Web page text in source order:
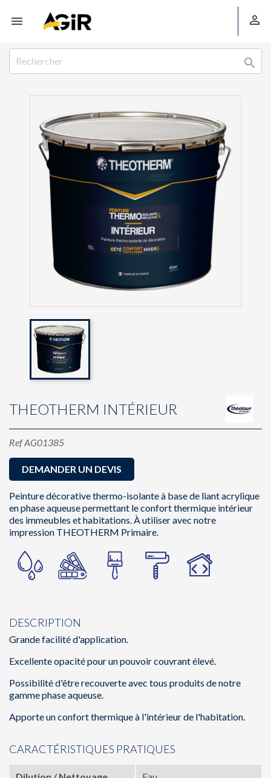
 

THEOTHERM INTÉRIEUR
RefAG01385
DEMANDER UN DEVIS
Peinture décorative thermo-isolante à base de liant acrylique
en phase aqueuse permettant le confort thermique intérieur
des immeubles et habitations. À utiliser avec notre
impression THEOTHERM Primaire.
DESCRIPTION
Grande facilité d'application.
Excellente opacité pour un pouvoir couvrant élevé.
Possibilité d'être recouverte avec tous produits de notre
gamme phase aqueuse.
Apporte un confort thermique à l'intérieur de l'habitation.
CARACTÉRISTIQUES PRATIQUES